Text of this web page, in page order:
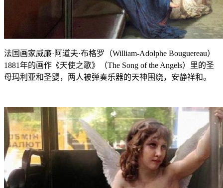
法国画家威廉·阿道夫·布格罗（William-Adolphe Bouguereau）
1881年的画作《天使之歌》（The Song of the Angels）里的圣
母玛利亚和圣婴，两人被弹奏乐器的天神围绕，安静祥和。